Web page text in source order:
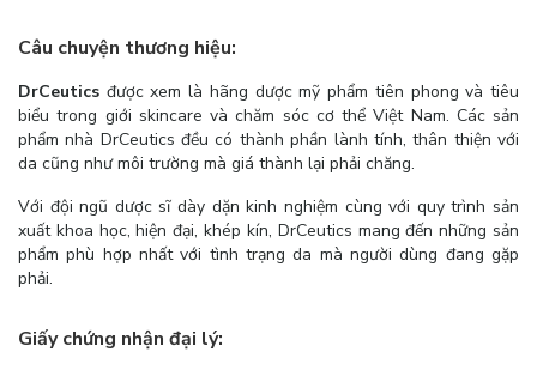
Câu chuyện thương hiệu:
DrCeutics được xem là hãng dược mỹ phẩm tiên phong và tiêu
biểu trong giới skincare và chăm sóc cơ thể Việt Nam. Các sản
phẩm nhà DrCeutics đều có thành phần lành tính, thân thiện với
da cũng như môi trường mà giá thành lại phải chăng.
Với đội ngũ dược sĩ dày dặn kinh nghiệm cùng với quy trình sản
xuất khoa học, hiện đại, khép kín, DrCeutics mang đến những sản
phẩm phù hợp nhất với tình trạng da mà người dùng đang gặp
phải.
Giấy chứng nhận đại lý: